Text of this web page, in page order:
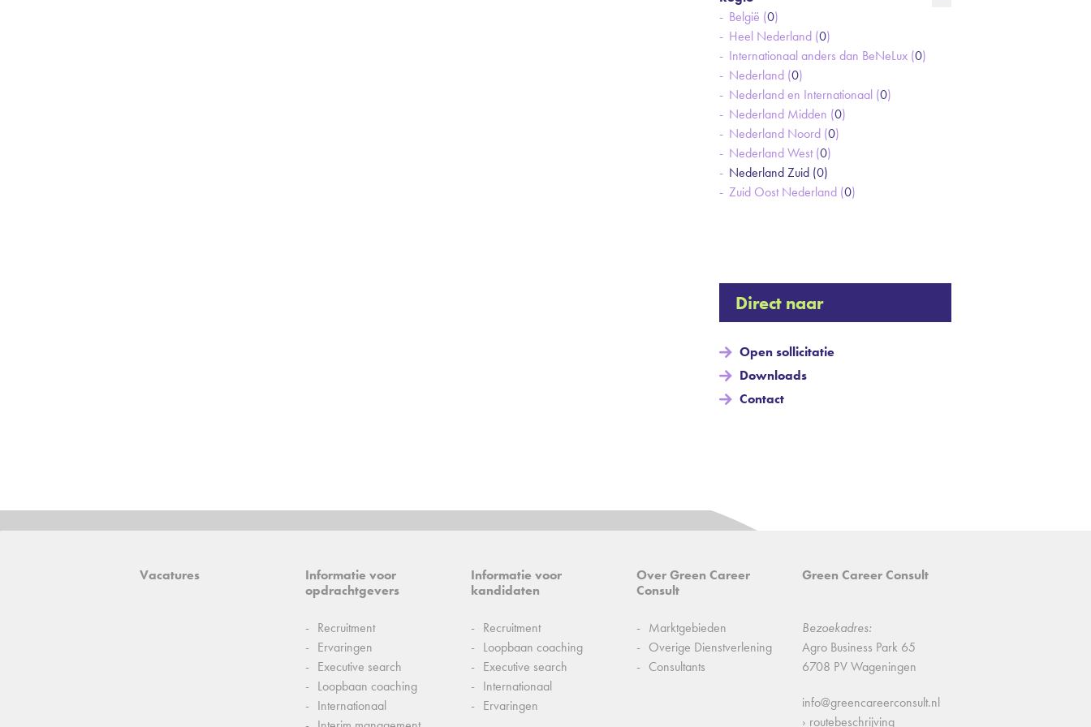
België (0)
Heel Nederland (0)
Internationaal anders dan BeNeLux (0)
Nederland (0)
Nederland en Internationaal (0)
Nederland Midden (0)
Nederland Noord (0)
Nederland West (0)
Nederland Zuid (0)
Zuid Oost Nederland (0)
Direct naar
Open sollicitatie
Downloads
Contact
Vacatures
Informatie voor
opdrachtgevers
Recruitment
Ervaringen
Executive search
Loopbaan coaching
Internationaal
Informatie voor
kandidaten
Recruitment
Loopbaan coaching
Executive search
Internationaal
Ervaringen
Over Green Career
Consult
Marktgebieden
Overige Dienstverlening
Consultants
Green Career Consult
Bezoekadres:
Agro Business Park 65
6708 PV Wageningen
info@greencareerconsult.nl
› routebeschrijving